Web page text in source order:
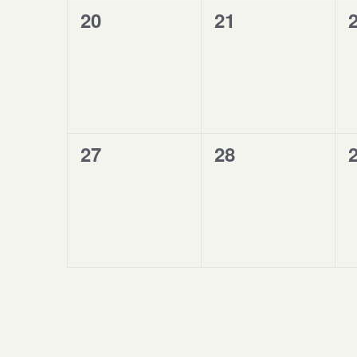
0
20
0
21
0
0
27
0
28
0